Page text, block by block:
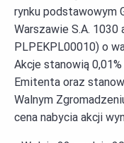
rynku podstawowym
Warszawie S.A. 1030
PLPEKPL00010) o
Akcje stanowią
Emitenta oraz
Walnym
cena nabycia akcji